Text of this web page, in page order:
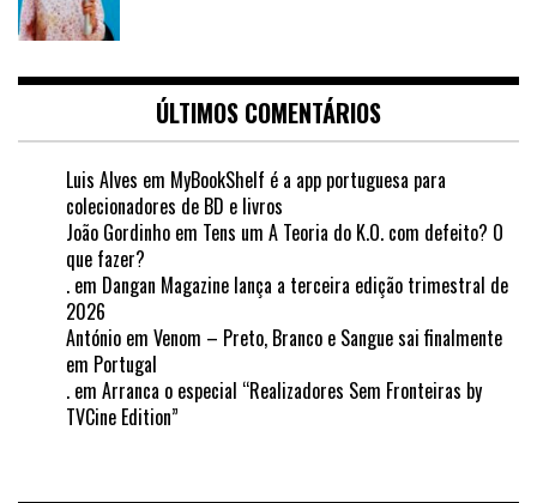
ÚLTIMOS COMENTÁRIOS
Luis Alves em MyBookShelf é a app portuguesa para
colecionadores de BD e livros
João Gordinho em Tens um A Teoria do K.O. com defeito? O
que fazer?
. em Dangan Magazine lança a terceira edição trimestral de
2026
António em Venom – Preto, Branco e Sangue sai finalmente
em Portugal
. em Arranca o especial “Realizadores Sem Fronteiras by
TVCine Edition”